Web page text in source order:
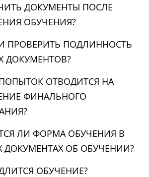
ДОКУМЕНТЫ ПОСЛЕ
ОБУЧЕНИЯ?
ПРОВЕРИТЬ ПОДЛИННОСТЬ
ДОКУМЕНТОВ?
ОТВОДИТСЯ НА
ФИНАЛЬНОГО
ЛИ ФОРМА ОБУЧЕНИЯ В
ДОКУМЕНТАХ ОБ ОБУЧЕНИИ?
ОБУЧЕНИЕ?